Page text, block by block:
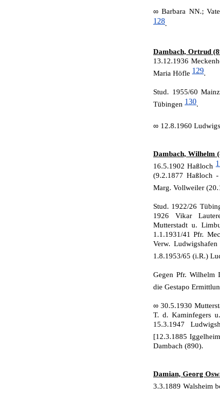
∞Barbara NN.;
128.
Dambach, Ortrud
13.12.1936
Maria Höfle 129.
Stud. 1955/60
Tübingen 130.
∞ 12.8.1960
Dambach, Wilhelm
16.5.1902 Haßloch
(9.2.1877 Haßloch
Marg. Vollweiler
Stud. 1922/26
1926 Vikar
Mutterstadt u.
1.1.1931/41 Pfr.
Verw.
1.8.1953/65 (i.R.)
Gegen Pfr. Wilhelm
die Gestapo
∞30.5.1930
T. d. Kaminfegers
15.3.1947
[12.3.1885
Dambach (890).
Damian, Georg
3.3.1889 Walsheim